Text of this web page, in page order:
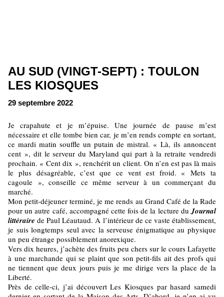
AU SUD (VINGT-SEPT) : TOULON
LES KIOSQUES
29 septembre 2022
Je crapahute et je m’épuise. Une journée de pause m’est
nécessaire et elle tombe bien car, je m’en rends compte en sortant,
ce mardi matin souffle un putain de mistral. « Là, ils annoncent
cent », dit le serveur du Maryland qui part à la retraite vendredi
prochain. « Cent dix », renchérit un client. On n’en est pas là mais
le plus désagréable, c’est que ce vent est froid. « Mets ta
cagoule », conseille ce même serveur à un commerçant du
marché.
Mon petit-déjeuner terminé, je me rends au Grand Café de la Rade
pour un autre café, accompagné cette fois de la lecture duJournal
littéraire de Paul Léautaud. A l’intérieur de ce vaste établissement,
je suis longtemps seul avec la serveuse énigmatique au physique
un peu étrange possiblement anorexique.
Vers dix heures, j’achète des fruits peu chers sur le cours Lafayette
à une marchande qui se plaint que son petit-fils ait des profs qui
ne tiennent que deux jours puis je me dirige vers la place de la
Liberté.
Près de celle-ci, j’ai découvert Les Kiosques par hasard samedi